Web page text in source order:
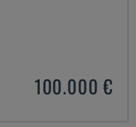
100.000 €